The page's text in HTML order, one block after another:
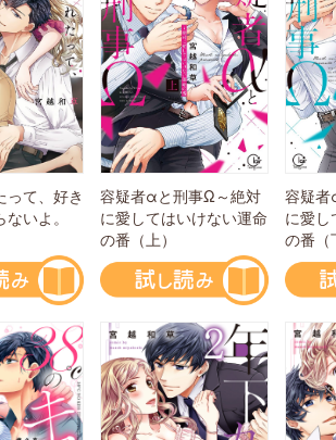
って、好き
いよ。
容疑者αと刑事Ω～絶対
に愛してはいけない運命
の番（上）
容疑
に愛し
の番（